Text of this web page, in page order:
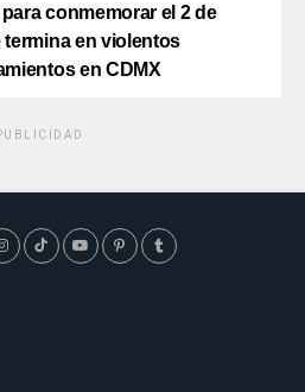
para conmemorar el 2 de
en violentos
en CDMX